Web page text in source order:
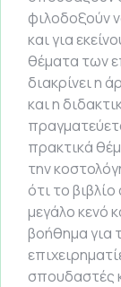
φιλοδοξούν
και για
θέματα των
διακρίνει η
και η
πρακτικά
την
ότι το
μεγάλο κενό
βοήθημα για
σπουδαστές